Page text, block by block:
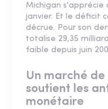
Michigan s'apprécie
janvier. Et le déficit
décrue. Pour son
totalise 29,35
faible depuis juin
Un marché de
soutient les
monétaire